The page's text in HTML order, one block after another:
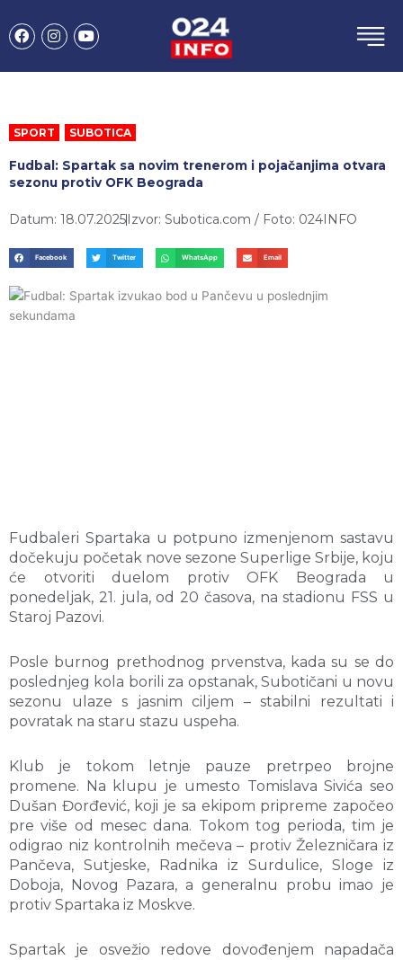
на
садржај
F
a
e
k
I
n
t
a
m
Y
o
t
SPORT SUBOTICA
Fudbal: Spartak sa novim trenerom i pojačanjima otvara
sezonu protiv OFK Beograda
Datum: 18.07.2025Izvor: Subotica.com / Foto: 024INFO
Facebook Twitter WhatsApp Email
Fudbaleri Spartaka u potpuno izmenjenom sastavu
dočekuju početak nove sezone Superlige Srbije, koju
će otvoriti duelom protiv OFK Beograda u
ponedeljak, 21. jula, od 20 časova, na stadionu FSS u
Staroj Pazovi.
Posle burnog prethodnog prvenstva, kada su se do
poslednjeg kola borili za opstanak, Subotičani u novu
sezonu ulaze s jasnim ciljem – stabilni rezultati i
povratak na staru stazu uspeha.
Klub je tokom letnje pauze pretrpeo brojne
promene. Na klupu je umesto Tomislava Sivića seo
Dušan Đorđević, koji je sa ekipom pripreme započeo
pre više od mesec dana. Tokom tog perioda, tim je
odigrao niz kontrolnih mečeva – protiv Železničara iz
Pančeva, Sutjeske, Radnika iz Surdulice, Sloge iz
Doboja, Novog Pazara, a generalnu probu imao je
protiv Spartaka iz Moskve.
Spartak je osvežio redove dovođenjem napadača